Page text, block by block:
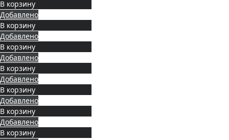
В корзину
Добавлено
В корзину
Добавлено
В корзину
Добавлено
В корзину
Добавлено
В корзину
Добавлено
В корзину
Добавлено
В корзину